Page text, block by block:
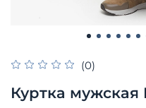
(0)
Куртка мужская